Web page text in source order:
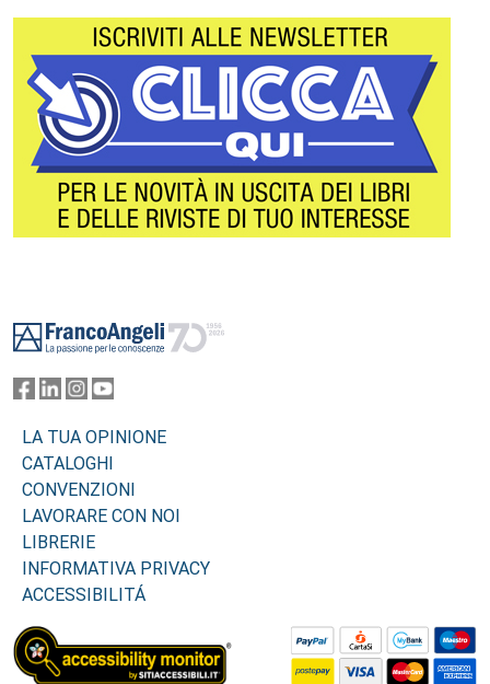
LA TUA OPINIONE
CATALOGHI
CONVENZIONI
LAVORARE CON NOI
LIBRERIE
INFORMATIVA PRIVACY
ACCESSIBILITÁ